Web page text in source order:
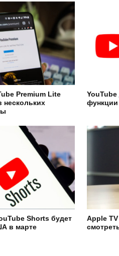
Premium Lite
нескольких
Shorts будет
в марте
Apple